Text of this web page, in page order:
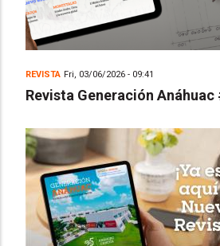
REVISTA Fri, 03/06/2026 - 09:41
Revista Generación Anáhuac